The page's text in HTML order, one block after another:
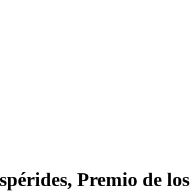
Premio de